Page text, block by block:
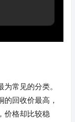
常见的分类。
回收价最高，
价格却比较稳